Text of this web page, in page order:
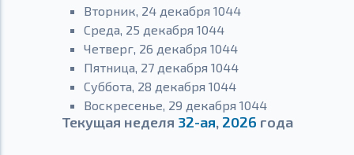
Вторник, 24 декабря 1044
Среда, 25 декабря 1044
Четверг, 26 декабря 1044
Пятница, 27 декабря 1044
Суббота, 28 декабря 1044
Воскресенье, 29 декабря 1044
Текущая неделя 32-ая, 2026 года